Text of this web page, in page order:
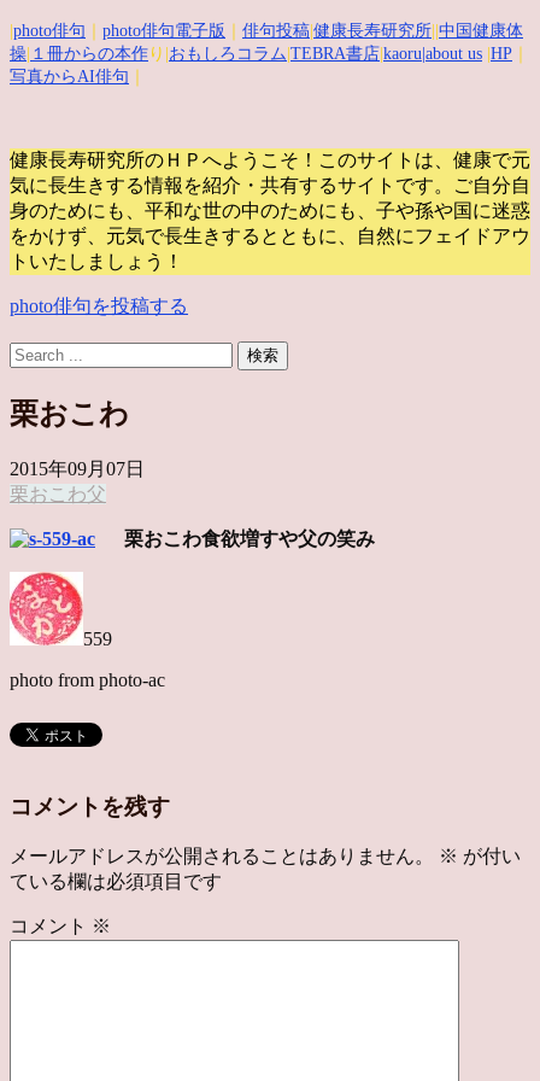
photo俳句 photo俳句電子版 俳句投稿 健康長寿研究所 中国健康体
操 １冊からの本作 り| おもしろコラム TEBRA書店 kaoru |about us HP
写真からAI俳句
健康長寿研究所のＨＰへようこそ！このサイトは、健康で元
気に長生きする情報を紹介・共有するサイトです。
ご自分自
身のためにも、平和な世の中のためにも、子や孫や国に迷惑
をかけず、元気で長生きするとともに、自然にフェイドアウ
トいたしましょう！
photo俳句を投稿する
栗おこわ
2015年09月07日
栗おこわ父
栗おこわ食欲増すや父の笑み
559
photo from photo-ac
コメントを残す
メールアドレスが公開されることはありません。 ※ が付い
ている欄は必須項目です
コメント ※